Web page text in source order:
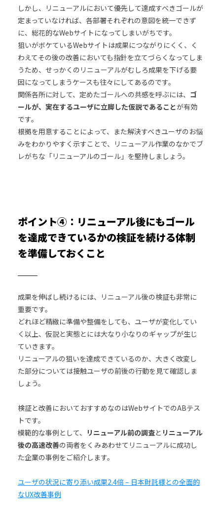
しかし、リニューアルにおいて優先して達成すべきゴールが
定まっていなければ、各部署それぞれの意図を統一できず
に、総花的なWebサイトになってしまいがちです。
狙いがボケているWebサイトは成果につながりにくく、く
わえてその後の改善においても指針を立てづらくなってしま
うため、せっかくのリニューアルがむしろ成果を下げる要
因になってしまうケースも往々にしてあるのです。
関係各所に対して、定めたゴールへの共感を呼ぶには、 ゴ
ールが、実在するユーザに立脚した仮説であることが有効
です。
根拠を用意することによって、また解決すべきユーザのお悩
みをわかりやすく示すことで、リニューアル作業のなかでブ
レがちな「リニューアルのゴール」を堅持しましょう。
ポイント④：リニューアル後にもゴール
を達成できているかの検証を続ける体制
を準備しておくこと
成果を伸ばし続けるには、リニューアル後の検証も非常に
重要です。
どれほど精緻に準備や整備をしても、ユーザが変化してい
く以上、仮説と実態とには大なり小なりのギャップが生じ
ていきます。
リニューアルの狙いを達成できているのか、大きく改変し
た部分については接触ユーザの前後の行動を見て確認しま
しょう。
検証と改善においておすすめなのはWebサイトでのABテス
トです。
模範的な事例として、
リニューアル前の調査と リニューアル
後の高速改善の両者をくみあわせてリニューアルに成功し
た企業の事例をご紹介します。
ユーザの状況に寄り添い成果2.4倍 – 日本財託様との全面的
なUX改善事例